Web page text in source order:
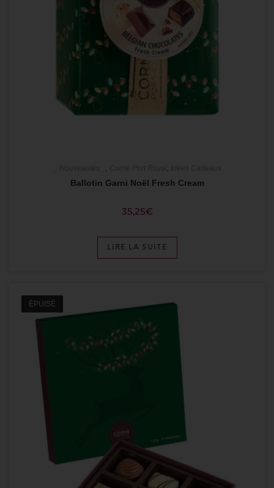
Ballotin Garni Noël Fresh Cream
35,25€
LIRE LA SUITE
ÉPUISÉ